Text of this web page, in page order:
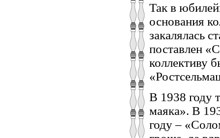
Так в
основания
закалялась
поставлен
коллективу
В 1938 году
маяка». В
году –